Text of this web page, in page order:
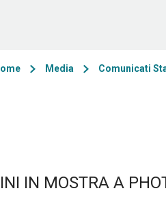
Media Comunicati
IN MOSTRA A